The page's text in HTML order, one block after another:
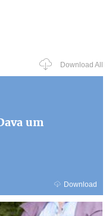
Download All
um
Download